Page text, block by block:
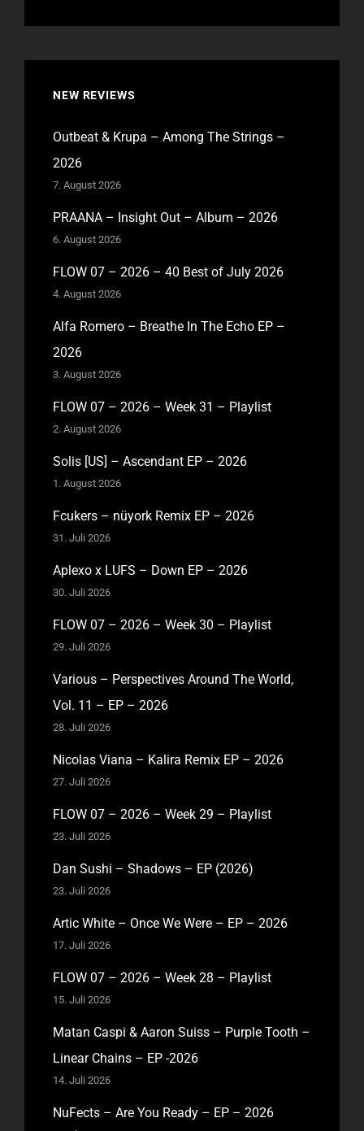
NEW REVIEWS
Outbeat & Krupa – Among The Strings –
2026
7. August 2026
PRAANA – Insight Out – Album – 2026
6. August 2026
FLOW 07 – 2026 – 40 Best of July 2026
4. August 2026
Alfa Romero – Breathe In The Echo EP –
2026
3. August 2026
FLOW 07 – 2026 – Week 31 – Playlist
2. August 2026
Solis [US] – Ascendant EP – 2026
1. August 2026
Fcukers – nüyork Remix EP – 2026
31. Juli 2026
Aplexo x LUFS – Down EP – 2026
30. Juli 2026
FLOW 07 – 2026 – Week 30 – Playlist
29. Juli 2026
Various – Perspectives Around The World,
Vol. 11 – EP – 2026
28. Juli 2026
Nicolas Viana – Kalira Remix EP – 2026
27. Juli 2026
FLOW 07 – 2026 – Week 29 – Playlist
23. Juli 2026
Dan Sushi – Shadows – EP (2026)
23. Juli 2026
Artic White – Once We Were – EP – 2026
17. Juli 2026
FLOW 07 – 2026 – Week 28 – Playlist
15. Juli 2026
Matan Caspi & Aaron Suiss – Purple Tooth –
Linear Chains – EP -2026
14. Juli 2026
NuFects – Are You Ready – EP – 2026